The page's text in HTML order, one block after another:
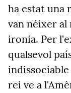
ha estat una
van néixer al
ironia. Per
qualsevol
rei ve a